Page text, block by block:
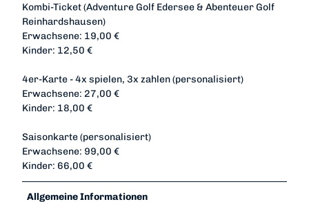
Kombi-Ticket (Adventure Golf Edersee & Abenteuer Golf
Reinhardshausen)
Erwachsene: 19,00 €
Kinder: 12,50 €
4er-Karte - 4x spielen, 3x zahlen (personalisiert)
Erwachsene: 27,00 €
Kinder: 18,00 €
Saisonkarte (personalisiert)
Erwachsene: 99,00 €
Kinder: 66,00 €
Allgemeine Informationen